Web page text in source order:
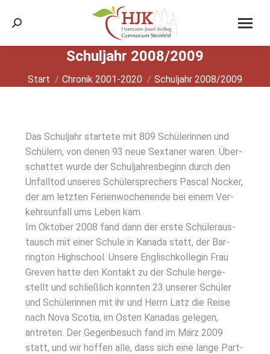
Search:
Schul­jahr 2008/2009
Sie befinden sich hier:
Start Chronik 2001-2020 Schul­jahr 2008/2009
Das Schul­jahr star­te­te mit 809 Schü­le­rin­nen und
Schü­lern, von denen 93 neue Sex­ta­ner waren. Über­
schat­tet wur­de der Schul­jah­res­be­ginn durch den
Unfall­tod unse­res Schü­ler­spre­chers Pas­cal Nocker,
der am letz­ten Feri­en­wo­chen­en­de bei einem Ver­
kehrs­un­fall ums Leben kam.
Im Okto­ber 2008 fand dann der ers­te Schü­ler­aus­
tausch mit einer Schu­le in Kana­da statt, der Bar­
ring­ton High­school. Unse­re Eng­lisch­kol­le­gin Frau
Gre­ven hat­te den Kon­takt zu der Schu­le her­ge­
stellt und schließ­lich konn­ten 23 unse­rer Schü­ler
und Schü­le­rin­nen mit ihr und Herrn Latz die Rei­se
nach Nova Sco­tia, im Osten Kana­das gele­gen,
antre­ten. Der Gegen­be­such fand im März 2009
statt, und wir hof­fen alle, dass sich eine lan­ge Part­